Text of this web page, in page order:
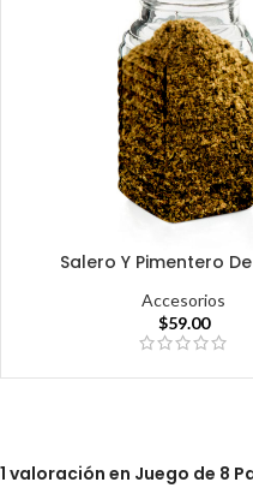
Salero Y Pimentero
Accesorios
$59.00
1 valoración en Juego de 8